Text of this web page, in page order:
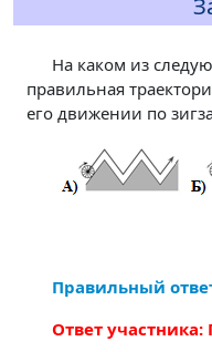
На каком из
правильная
его движении по
Правильный
Ответ участника: